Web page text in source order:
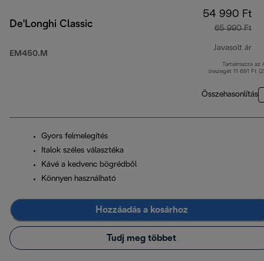
De'Longhi Classic
EM450.M
54 990 Ft
65 990 Ft
Javasolt ár
Tartalmazza az
összegét 11 691 Ft
Összehasonlítás
Gyors felmelegítés
Italok széles választéka
Kávé a kedvenc bögrédből
Könnyen használható
Hozzáadás a kosárhoz
Tudj meg többet